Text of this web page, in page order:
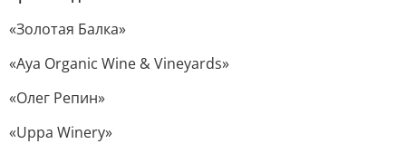
«Золотая Балка»
«Aya Organic Wine & Vineyards»
«Олег Репин»
«Uppa Winery»